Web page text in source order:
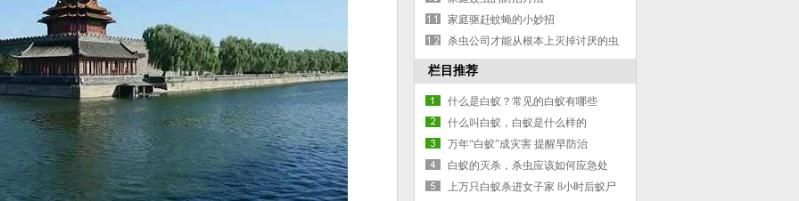
家庭驱赶蚊蝇的小妙招
杀虫公司才能从根本上灭掉讨厌的虫
子
栏目推荐
什么是白蚁？常见的白蚁有哪些
什么叫白蚁，白蚁是什么样的
万年“白蚁”成灾害 提醒早防治
白蚁的灭杀，杀虫应该如何应急处
理，杀白蚁方法
上万只白蚁杀进女子家 8小时后蚁尸